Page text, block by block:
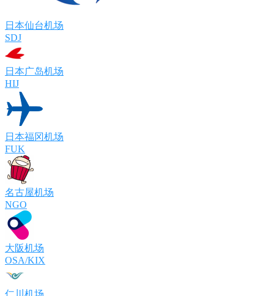
日本仙台机场
SDJ
日本广岛机场
HIJ
日本福冈机场
FUK
名古屋机场
NGO
大阪机场
OSA/KIX
仁川机场